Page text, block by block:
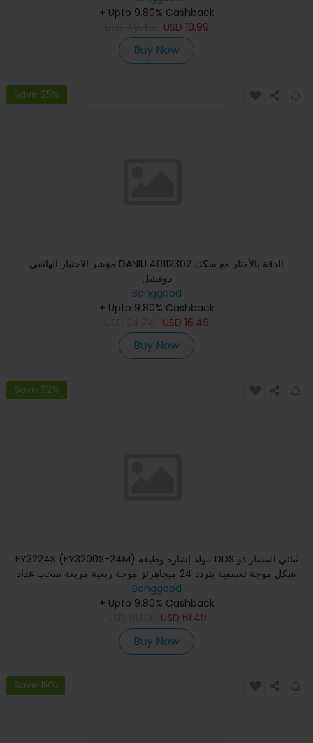
+ Upto 9.80% Cashback
USD 10.99
Buy Now
Save 25%
مؤشر الاختبار الهاتفي DANIU 40112302 الدقة بالأمتار مع سكك
دوفيتيل
Banggood
+ Upto 9.80% Cashback
USD 16.49
Buy Now
Save 32%
FY3224S (FY3200S-24M) مولد إشارة وظيفة DDS ثنائي المسار ذو
شكل موجة تعسفية بتردد 24 ميجاهرتز موجة ربعية مربعة سحب عداد
Banggood
+ Upto 9.80% Cashback
USD 61.49
Buy Now
Save 19%